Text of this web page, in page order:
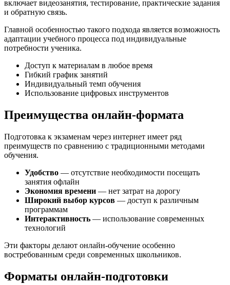
включает видеозанятия, тестирование, практические задания
и обратную связь.
Главной особенностью такого подхода является возможность
адаптации учебного процесса под индивидуальные
потребности ученика.
Доступ к материалам в любое время
Гибкий график занятий
Индивидуальный темп обучения
Использование цифровых инструментов
Преимущества онлайн-формата
Подготовка к экзаменам через интернет имеет ряд
преимуществ по сравнению с традиционными методами
обучения.
Удобство — отсутствие необходимости посещать
занятия офлайн
Экономия времени — нет затрат на дорогу
Широкий выбор курсов — доступ к различным
программам
Интерактивность — использование современных
технологий
Эти факторы делают онлайн-обучение особенно
востребованным среди современных школьников.
Форматы онлайн-подготовки